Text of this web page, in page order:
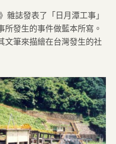
雜誌發表了「日月潭工事」
發生的事件做藍本所寫。
文筆來描繪在台灣發生的社